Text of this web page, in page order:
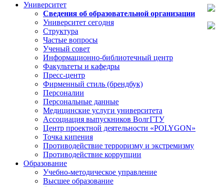
Университет
Сведения об образовательной организации
Университет сегодня
Структура
Частые вопросы
Ученый совет
Информационно-библиотечный центр
Факультеты и кафедры
Пресс-центр
Фирменный стиль (брендбук)
Персоналии
Персональные данные
Медицинские услуги университета
Ассоциация выпускников ВолгГТУ
Центр проектной деятельности «POLYGON»
Точка кипения
Противодействие терроризму и экстремизму
Противодействие коррупции
Образование
Учебно-методическое управление
Высшее образование